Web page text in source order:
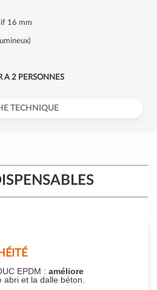
16 mm
A 2 PERSONNES
TECHNIQUE
EPDM : améliore
abri et la dalle béton.